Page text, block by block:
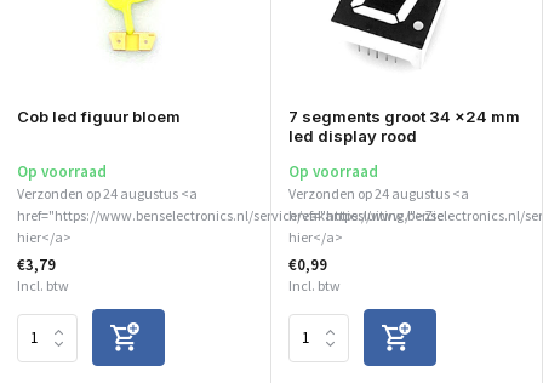
Cob led figuur bloem
Op voorraad
Verzonden op 24 augustus <a
href="https://www.benselectronics.nl/service/vakantiesluiting/">Zie
hier</a>
€3,79
Incl. btw
7 segments groot 34 x24 mm
led display rood
Op voorraad
Verzonden op 24 augustus <a
href="https://www.benselectronics.nl/
hier</a>
€0,99
Incl. btw